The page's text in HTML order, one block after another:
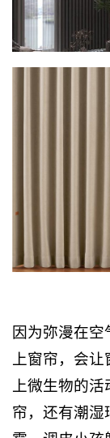
因为弥漫在
上窗帘，会
上微生物的
帘，还有潮湿